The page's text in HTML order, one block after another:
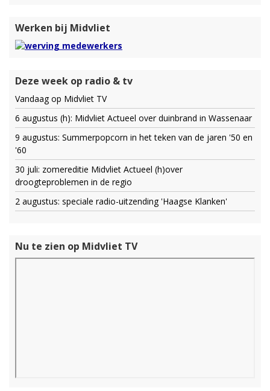
Werken bij Midvliet
Deze week op radio & tv
Vandaag op Midvliet TV
6 augustus (h): Midvliet Actueel over duinbrand in Wassenaar
9 augustus: Summerpopcorn in het teken van de jaren '50 en
'60
30 juli: zomereditie Midvliet Actueel (h)over
droogteproblemen in de regio
2 augustus: speciale radio-uitzending 'Haagse Klanken'
Nu te zien op Midvliet TV